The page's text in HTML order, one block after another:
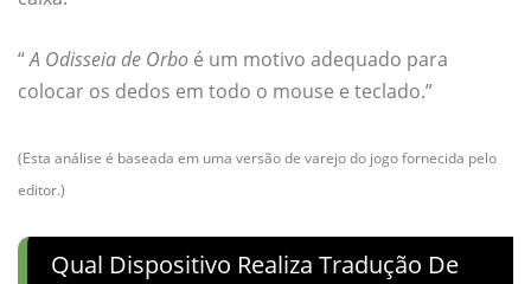
“A Odisseia de Orbo é um motivo adequado para
colocar os dedos em todo o mouse e teclado.”
(Esta análise é baseada em uma versão de varejo do jogo fornecida pelo
editor.)
Qual Dispositivo Realiza Tradução De